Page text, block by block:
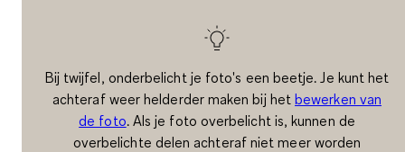
Bij twijfel, onderbelicht je foto's een beetje. Je kunt het
achteraf weer helderder maken bij hetbewerken van
de foto. Als je foto overbelicht is, kunnen de
overbelichte delen achteraf niet meer worden